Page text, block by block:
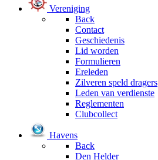
Vereniging
Back
Contact
Geschiedenis
Lid worden
Formulieren
Ereleden
Zilveren speld dragers
Leden van verdienste
Reglementen
Clubcollect
Havens
Back
Den Helder